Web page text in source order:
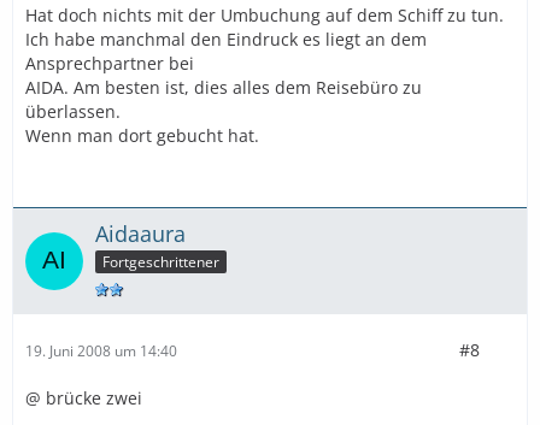
Hat doch nichts mit der Umbuchung auf dem Schiff zu tun.
Ich habe manchmal den Eindruck es liegt an dem
Ansprechpartner bei
AIDA. Am besten ist, dies alles dem Reisebüro zu
überlassen.
Wenn man dort gebucht hat.
Aidaaura
Fortgeschrittener
19. Juni 2008 um 14:40 #8
@ brücke zwei